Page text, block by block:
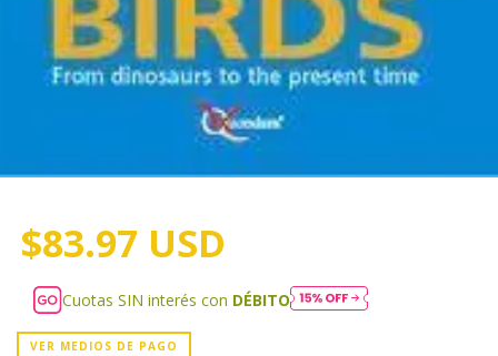
$83.97 USD
Cuotas SIN interés con DÉBITO
VER MEDIOS DE PAGO